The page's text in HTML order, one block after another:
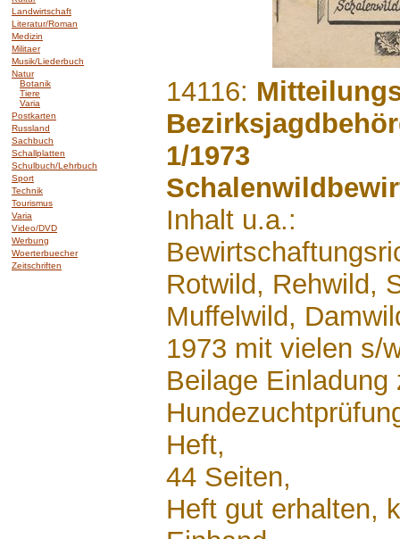
Landwirtschaft
Literatur/Roman
Medizin
Militaer
Musik/Liederbuch
Natur
Botanik
Tiere
Varia
Postkarten
Russland
Sachbuch
Schallplatten
Schulbuch/Lehrbuch
Sport
Technik
Tourismus
Varia
Video/DVD
Werbung
Woerterbuecher
Zeitschriften
14116:
1/1973
Inhalt u.a.:
Rotwild, Rehwild,
Muffelwild,
1973 mit vielen s/
Beilage Einladung
Heft,
44 Seiten,
Heft gut erhalten,